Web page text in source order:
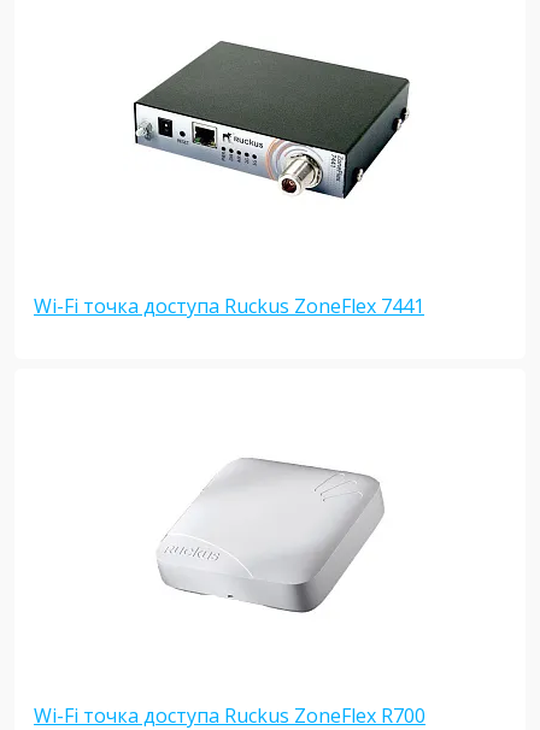
Wi-Fi точка доступа Ruckus ZoneFlex 7441
Wi-Fi точка доступа Ruckus ZoneFlex R700